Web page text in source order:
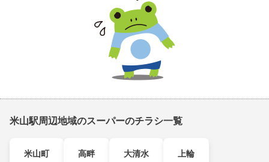
米山駅周辺地域のスーパーのチラシ一覧
米山町 高畔 大清水 上輪